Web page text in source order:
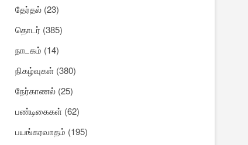
தேர்தல் (23)
தொடர் (385)
நாடகம் (14)
நிகழ்வுகள் (380)
நேர்காணல் (25)
பண்டிகைகள் (62)
பயங்கரவாதம் (195)